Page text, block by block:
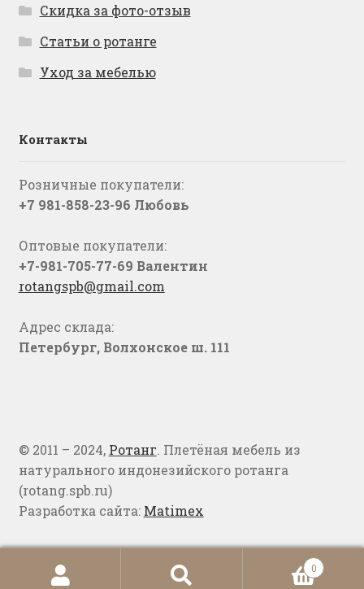
Скидка за фото-отзыв
Статьи о ротанге
Уход за мебелью
Контакты
Розничные покупатели:
+7 981-858-23-96 Любовь
Оптовые покупатели:
+7-981-705-77-69 Валентин
rotangspb@gmail.com
Адрес склада:
Петербург, Волхонское ш. 111
© 2011 – 2024, Ротанг. Плетёная мебель из
натурального индонезийского ротанга
(rotang.spb.ru)
Разработка сайта: Matimex
Искать:
0